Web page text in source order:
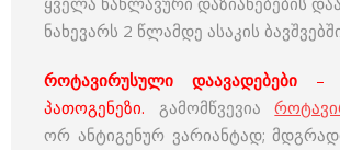
ნახევარს 2 წლამდე ასაკის
როტავირუსული დაავადებები –
პათოგენეზი. გამომწვევია
ორ ანტიგენურ ვარიანტად;